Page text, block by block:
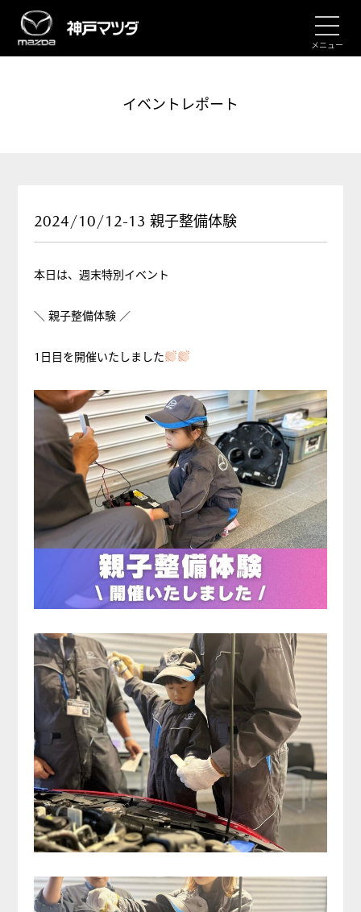
メニュー
イベントレポート
2024/10/12-13 親子整備体験
本日は、週末特別イベント
＼ 親子整備体験 ／
1日目を開催いたしました